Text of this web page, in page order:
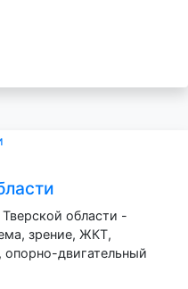
области -
зрение, ЖКТ,
опорно-двигательный